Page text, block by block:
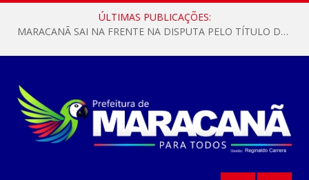
ÚLTIMAS PUBLICAÇÕES:
MARACANÃ SAI NA FRENTE NA DISPUTA PELO TÍTULO DA COPA PARÁ SUB-17!